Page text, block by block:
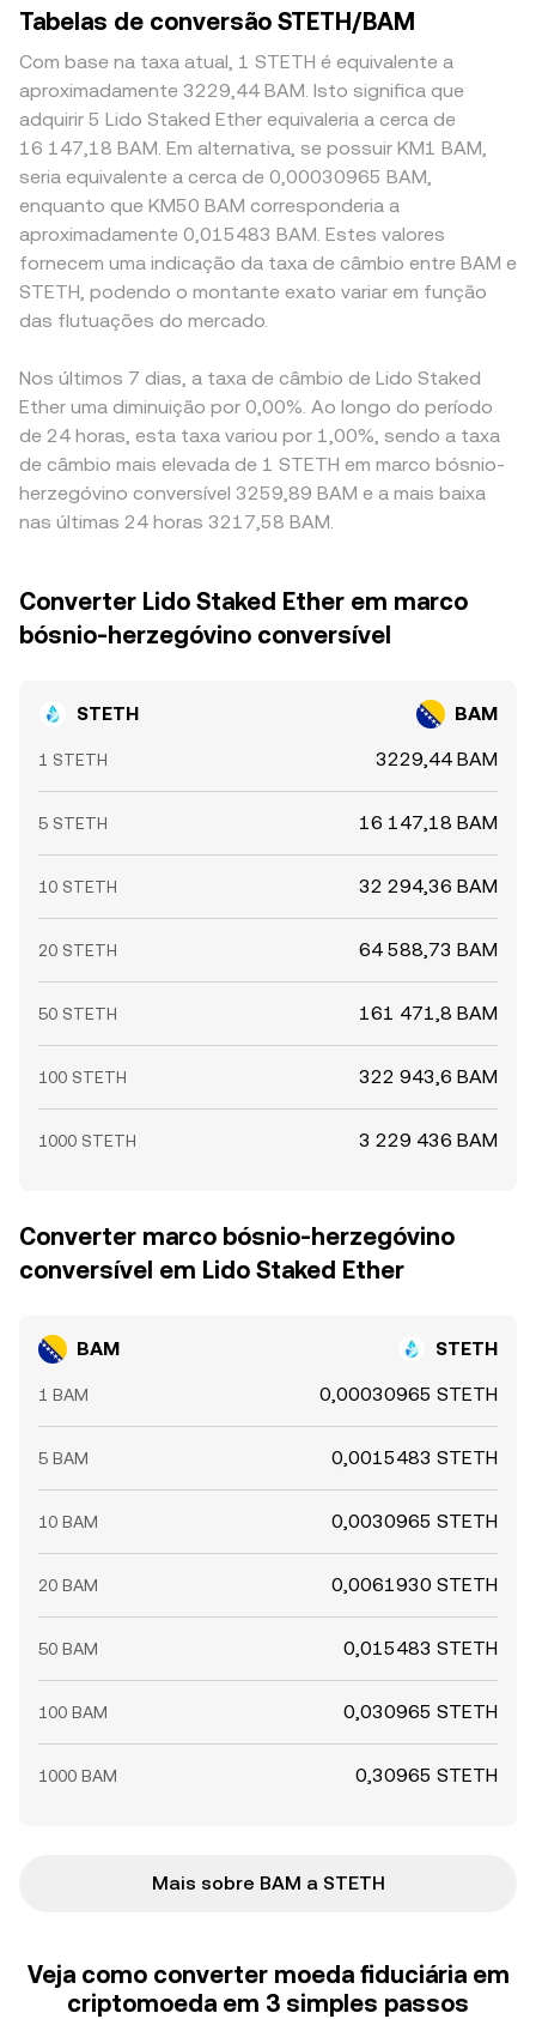
Tabelas de conversão STETH/BAM
Com base na taxa atual, 1 STETH é equivalente a
aproximadamente 3229,44 BAM. Isto significa que
adquirir 5 Lido Staked Ether equivaleria a cerca de
16 147,18 BAM. Em alternativa, se possuir KM1 BAM,
seria equivalente a cerca de 0,00030965 BAM,
enquanto que KM50 BAM corresponderia a
aproximadamente 0,015483 BAM. Estes valores
fornecem uma indicação da taxa de câmbio entre BAM e
STETH, podendo o montante exato variar em função
das flutuações do mercado.
Nos últimos 7 dias, a taxa de câmbio de Lido Staked
Ether uma diminuição por 0,00%. Ao longo do período
de 24 horas, esta taxa variou por 1,00%, sendo a taxa
de câmbio mais elevada de 1 STETH em marco bósnio-
herzegóvino conversível 3259,89 BAM e a mais baixa
nas últimas 24 horas 3217,58 BAM.
Converter Lido Staked Ether em marco
bósnio-herzegóvino conversível
STETH BAM
1 STETH 3229,44 BAM
5 STETH 16 147,18 BAM
10 STETH 32 294,36 BAM
20 STETH 64 588,73 BAM
50 STETH 161 471,8 BAM
100 STETH 322 943,6 BAM
1000 STETH 3 229 436 BAM
Converter marco bósnio-herzegóvino
conversível em Lido Staked Ether
BAM STETH
1 BAM 0,00030965 STETH
5 BAM 0,0015483 STETH
10 BAM 0,0030965 STETH
20 BAM 0,0061930 STETH
50 BAM 0,015483 STETH
100 BAM 0,030965 STETH
1000 BAM 0,30965 STETH
Mais sobre BAM a STETH
Veja como converter moeda fiduciária em
criptomoeda em 3 simples passos